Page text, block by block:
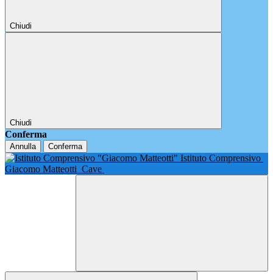
Chiudi
Chiudi
Conferma
Annulla Conferma
Istituto Comprensivo
Giacomo Matteotti Cave